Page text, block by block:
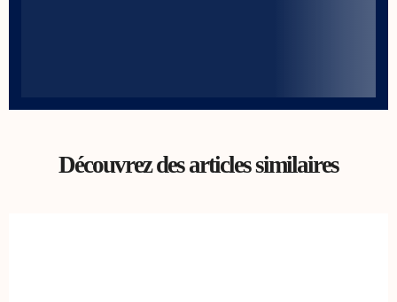
Découvrez des articles similaires